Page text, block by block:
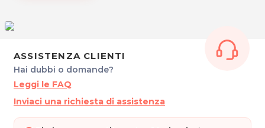
continua a crescere e a conquistare nuovi appassionati
* Prezzi di listino verificati in data 19/08/2025
SPORT & SAFE DRIVING SCHOOL
Via Giuseppe Pierini, 13
ASSISTENZA CLIENTI
Hai dubbi o domande?
Leggi le FAQ
Inviaci una richiesta di assistenza